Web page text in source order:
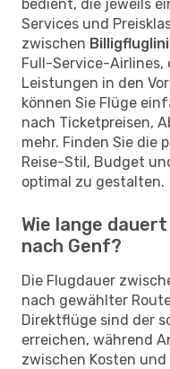
bedient, die jeweils
Services und
zwischen
Full-Service-
Leistungen in den
können Sie Flüge
nach Ticketpreisen,
mehr. Finden Sie die
Reise-Stil, Budget
optimal zu gestalten.
Wie lange
nach Genf?
Die Flugdauer
nach gewählter
Direktflüge sind der
erreichen, während
zwischen Kosten und